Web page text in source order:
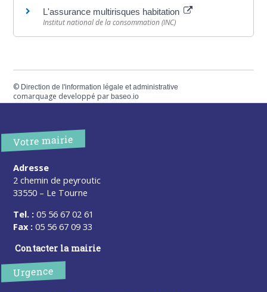
L'assurance multirisques habitation
Institut national de la consommation (INC)
© Direction de l'information légale et administrative
comarquage developpé parbaseo.io
Votre mairie
Adresse
2 chemin de peyroutic
33550 – Le Tourne
Tel. : 05 56 67 02 61
Fax : 05 56 67 09 33
Contacter la mairie
Urgence